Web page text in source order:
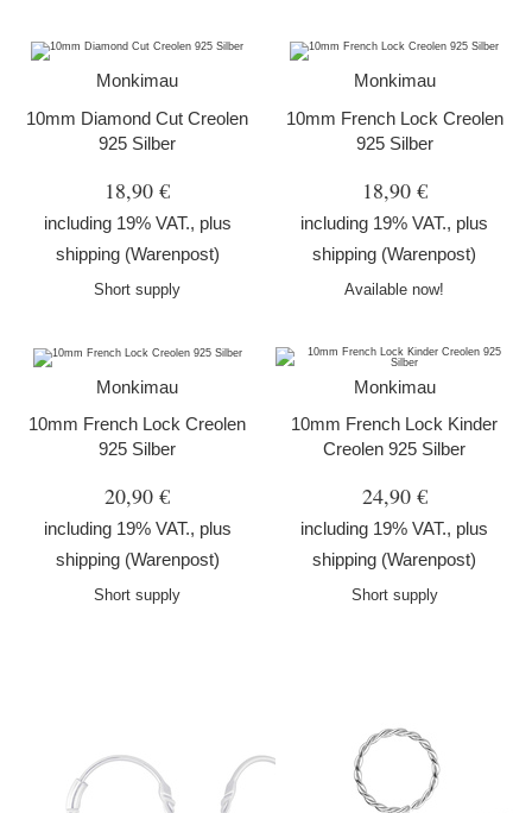
Monkimau
10mm Diamond Cut Creolen
925 Silber
18,90 €
including 19% VAT., plus
shipping (Warenpost)
Short supply
Monkimau
10mm French Lock Creolen
925 Silber
18,90 €
including 19% VAT., plus
shipping (Warenpost)
Available now!
Monkimau
10mm French Lock Creolen
925 Silber
20,90 €
including 19% VAT., plus
shipping (Warenpost)
Short supply
Monkimau
10mm French Lock Kinder
Creolen 925 Silber
24,90 €
including 19% VAT., plus
shipping (Warenpost)
Short supply